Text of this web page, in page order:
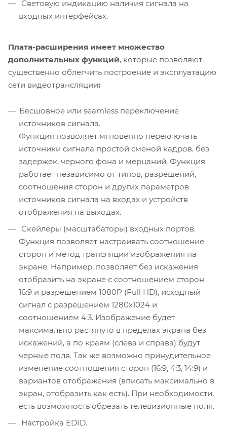
Световую индикацию наличия сигнала на
входных интерфейсах.
Плата-расширения имеет множество
дополнительных функций, которые позволяют
существенно облегчить построение и эксплуатацию
сети видеотрансляции:
Бесшовное или seamless переключение
источников сигнала.
Функция позволяет мгновенно переключать
источники сигнала простой сменой кадров, без
задержек, черного фона и мерцаний. Функция
работает независимо от типов, разрешений,
соотношения сторон и других параметров
источников сигнала на входах и устройств
отображения на выходах.
Скейлеры (масштабаторы) входных портов.
Функция позволяет настраивать соотношение
сторон и метод трансляции изображения на
экране. Например, позволяет без искажения
отобразить на экране с соотношением сторон
16:9 и разрешением 1080P (Full HD), исходный
сигнал c разрешением 1280х1024 и
соотношением 4:3. Изображение будет
максимально растянуто в пределах экрана без
искажений, а по краям (слева и справа) будут
черные поля. Так же возможно принудительное
изменение соотношения сторон (16:9, 4:3, 14:9) и
вариантов отображения (вписать максимально в
экран, отобразить как есть). При необходимости,
есть возможность обрезать телевизионные поля.
Настройка EDID.